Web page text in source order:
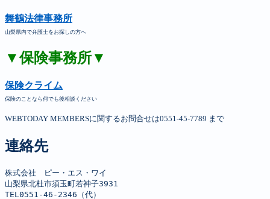
舞鶴法律事務所
山梨県内で弁護士をお探しの方へ
▼保険事務所▼
保険クライム
保険のことなら何でも後相談ください
WEBTODAY MEMBERSに関するお問合せは0551-45-7789 まで
連絡先
株式会社　ピー・エス・ワイ
山梨県北杜市須玉町若神子3931
TEL0551-46-2346（代）